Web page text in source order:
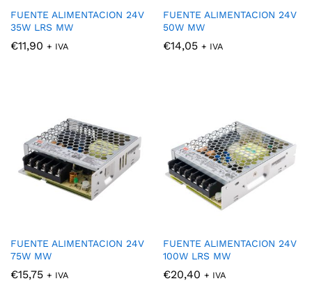
FUENTE ALIMENTACION 24V
35W LRS MW
€11,90 + IVA
FUENTE ALIMENTACION 24V
50W MW
€14,05 + IVA
FUENTE ALIMENTACION 24V
75W MW
€15,75 + IVA
FUENTE ALIMENTACION 24V
100W LRS MW
€20,40 + IVA